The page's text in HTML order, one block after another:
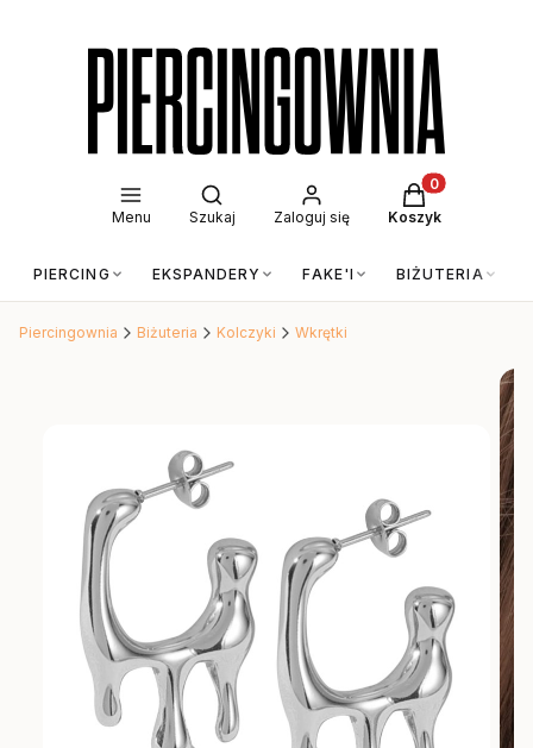
Menu
Otwórz wyszukiwarkę
Szukaj Zaloguj się
Produkty w
Koszyk
PIERCING EKSPANDERY FAKE'I BIŻUTERIA
Piercingownia Biżuteria Kolczyki Wkrętki